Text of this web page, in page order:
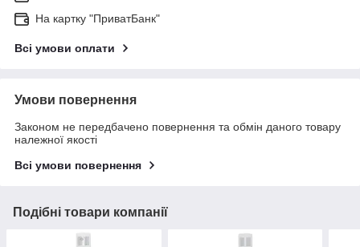
На картку "ПриватБанк"
Всі умови оплати
Умови повернення
Законом не передбачено повернення та обмін даного товару
належної якості
Всі умови повернення
Подібні товари компанії